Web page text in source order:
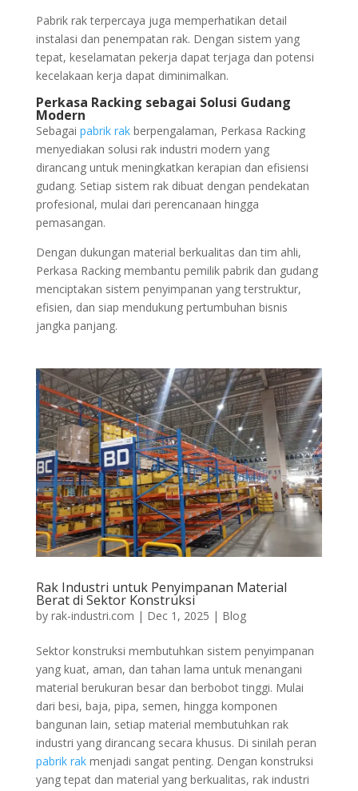
Pabrik rak terpercaya juga memperhatikan detail
instalasi dan penempatan rak. Dengan sistem yang
tepat, keselamatan pekerja dapat terjaga dan potensi
kecelakaan kerja dapat diminimalkan.
Perkasa Racking sebagai Solusi Gudang
Modern
Sebagai pabrik rakberpengalaman, Perkasa Racking
menyediakan solusi rak industri modern yang
dirancang untuk meningkatkan kerapian dan efisiensi
gudang. Setiap sistem rak dibuat dengan pendekatan
profesional, mulai dari perencanaan hingga
pemasangan.
Dengan dukungan material berkualitas dan tim ahli,
Perkasa Racking membantu pemilik pabrik dan gudang
menciptakan sistem penyimpanan yang terstruktur,
efisien, dan siap mendukung pertumbuhan bisnis
jangka panjang.
Rak Industri untuk Penyimpanan Material
Berat di Sektor Konstruksi
by rak-industri.com | Dec 1, 2025 | Blog
Sektor konstruksi membutuhkan sistem penyimpanan
yang kuat, aman, dan tahan lama untuk menangani
material berukuran besar dan berbobot tinggi. Mulai
dari besi, baja, pipa, semen, hingga komponen
bangunan lain, setiap material membutuhkan rak
industri yang dirancang secara khusus. Di sinilah peran
pabrik rakmenjadi sangat penting. Dengan konstruksi
yang tepat dan material yang berkualitas, rak industri